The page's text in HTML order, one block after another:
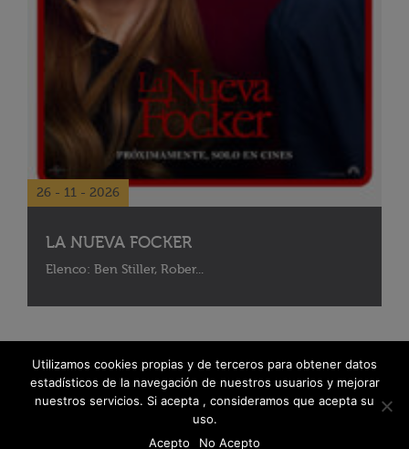
26 - 11 - 2026
LA NUEVA FOCKER
Elenco: Ben Stiller, Rober...
Utilizamos cookies propias y de terceros para obtener datos
estadísticos de la navegación de nuestros usuarios y mejorar
nuestros servicios. Si acepta , consideramos que acepta su
uso.
Acepto
No Acepto